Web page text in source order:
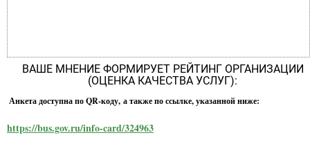
ВАШЕ МНЕНИЕ ФОРМИРУЕТ РЕЙТИНГ ОРГАНИЗАЦИИ
(ОЦЕНКА КАЧЕСТВА УСЛУГ):
Анкета доступна по QR-коду, а также по ссылке, указанной ниже:
https://bus.gov.ru/info-card/324963